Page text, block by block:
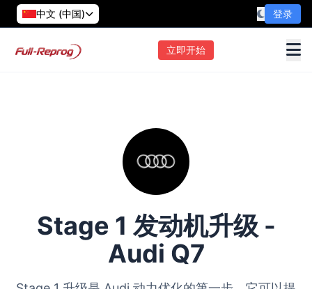
中文 (中国) 登录
立即开始
Stage 1 发动机升级 -
Audi Q7